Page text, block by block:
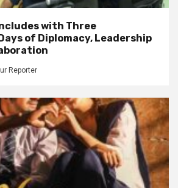
with Three
of Diplomacy, Leadership
Reporter